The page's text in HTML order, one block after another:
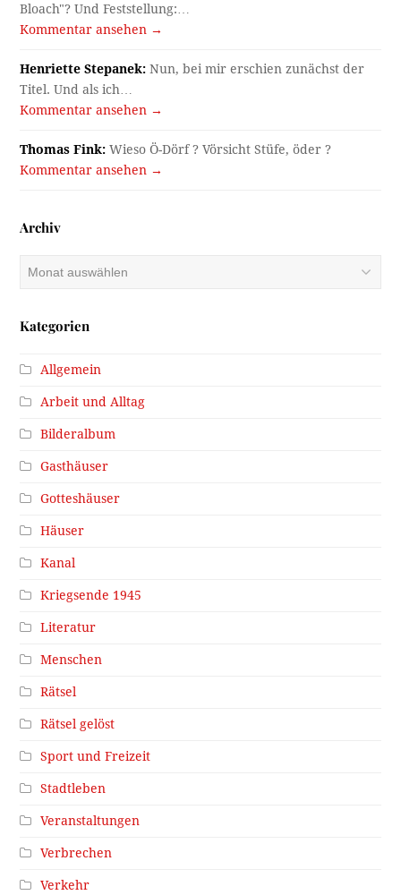
Bloach"? Und Feststellung:…
Kommentar ansehen →
Henriette Stepanek: Nun, bei mir erschien zunächst der
Titel. Und als ich…
Kommentar ansehen →
Thomas Fink: Wieso Ö-Dörf ? Vörsicht Stüfe, öder ?
Kommentar ansehen →
Archiv
Kategorien
Allgemein
Arbeit und Alltag
Bilderalbum
Gasthäuser
Gotteshäuser
Häuser
Kanal
Kriegsende 1945
Literatur
Menschen
Rätsel
Rätsel gelöst
Sport und Freizeit
Stadtleben
Veranstaltungen
Verbrechen
Verkehr